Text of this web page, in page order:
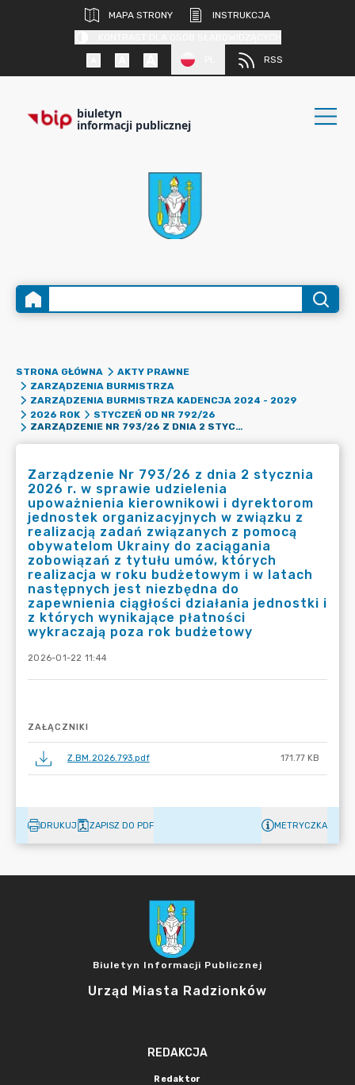
MAPA STRONY
INSTRUKCJA
RSS
biuletyn
informacji publicznej
STRONA GŁÓWNA
AKTY PRAWNE
ZARZĄDZENIA BURMISTRZA
ZARZĄDZENIA BURMISTRZA KADENCJA 2024 - 2029
2026 ROK
STYCZEŃ OD NR 792/26
ZARZĄDZENIE NR 793/26 Z DNIA 2 STYCZNIA 2026 R. W SPRAWIE UDZIELENIA UPOWAŻNIENIA KIEROWNIKOWI I DYREKTOROM JEDNOSTEK ORGANIZACYJNYCH W ZWIĄZKU Z REALIZACJĄ ZADAŃ ZWIĄZANYCH Z POMOCĄ OBYWATELOM UKRAINY DO ZACIĄGANIA ZOBOWIĄZAŃ Z TYTUŁU UMÓW, KTÓRYCH REALIZACJA W ROKU BUDŻETOWYM I W LATACH NASTĘPNYCH JEST NIEZBĘDNA DO ZAPEWNIENIA CIĄGŁOŚCI DZIAŁANIA JEDNOSTKI I Z KTÓRYCH WYNIKAJĄCE PŁATNOŚCI WYKRACZAJĄ POZA ROK BUDŻETOWY
Zarządzenie Nr 793/26 z dnia 2 stycznia
2026 r. w sprawie udzielenia
upoważnienia kierownikowi i dyrektorom
jednostek organizacyjnych w związku z
realizacją zadań związanych z pomocą
obywatelom Ukrainy do zaciągania
zobowiązań z tytułu umów, których
realizacja w roku budżetowym i w latach
następnych jest niezbędna do
zapewnienia ciągłości działania jednostki i
z których wynikające płatności
wykraczają poza rok budżetowy
2026-01-22 11:44
ZAŁĄCZNIKI
Z.BM.2026.793.pdf 171.77 KB
DRUKUJ ZAPISZ DO PDF METRYCZKA
Biuletyn Informacji Publicznej
Urząd Miasta Radzionków
REDAKCJA
Redaktor